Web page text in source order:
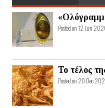
Posted on 12 Jun
Το τέλος
Posted on 20 Dec